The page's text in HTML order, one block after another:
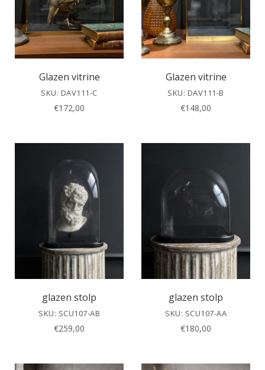
Glazen vitrine
SKU: DAV111-C
€172,00
Glazen vitrine
SKU: DAV111-B
€148,00
glazen stolp
SKU: SCU107-AB
€259,00
glazen stolp
SKU: SCU107-AA
€180,00